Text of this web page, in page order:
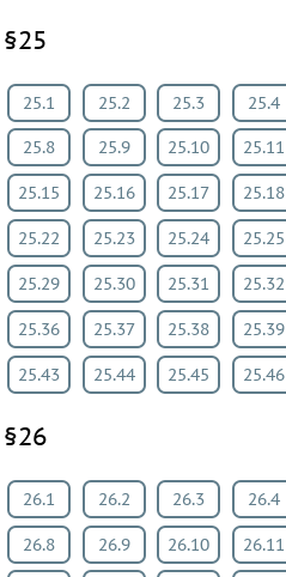
§25
25.1 25.2 25.3 25.4
25.8 25.9 25.10 25.11
25.15 25.16 25.17 25.18
25.22 25.23 25.24 25.25
25.29 25.30 25.31 25.32
25.36 25.37 25.38 25.39
25.43 25.44 25.45 25.46
§26
26.1 26.2 26.3 26.4
26.8 26.9 26.10 26.11